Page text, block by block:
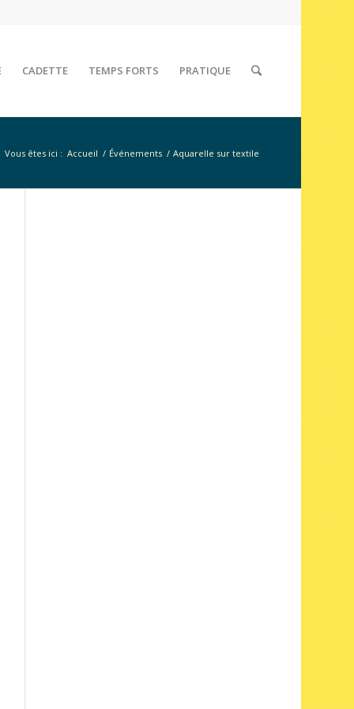
CADETTE TEMPS FORTS PRATIQUE
Vous êtes ici : Accueil / Événements / Aquarelle sur textile